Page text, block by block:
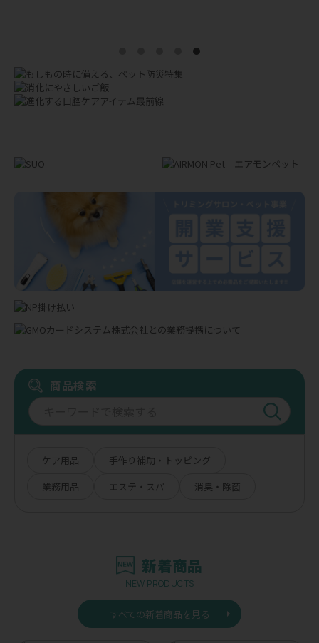
商品検索
ケア用品
手作り補助・トッピング
業務用品
エステ・スパ 消臭・除菌
新着商品
NEW PRODUCTS
すべての新着商品を見る